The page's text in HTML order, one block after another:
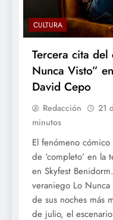
CULTURA
Tercera cita
Nunca Visto”
David Cepo
Redacción 21
minutos
El fenómeno
de ‘completo’ en la
en Skyfest
veraniego Lo
de sus noches más
de julio, el